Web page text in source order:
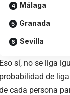
Málaga
Granada
Sevilla
Eso sí, no se liga
probabilidad de
de cada persona